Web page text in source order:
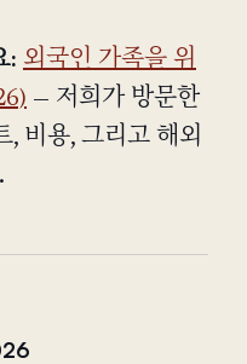
: 외국인 가족을 위
— 저희가 방문한
, 비용, 그리고 해외